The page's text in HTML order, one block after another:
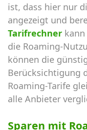
ist, dass hier nur
angezeigt und
Tarifrechner
die Roaming-
können die
Berücksichtigung
Roaming-Tarife
alle Anbieter
Sparen mit